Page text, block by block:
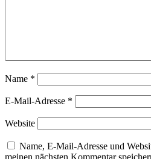
Name *
E-Mail-Adresse *
Website
Name, E-Mail-Adresse und
meinen nächsten Kommentar